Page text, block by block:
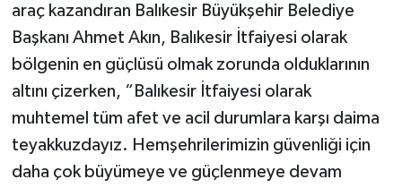
araç kazandıran Balıkesir Büyükşehir Belediye
Başkanı Ahmet Akın, Balıkesir İtfaiyesi olarak
bölgenin en güçlüsü olmak zorunda olduklarının
altını çizerken, “Balıkesir İtfaiyesi olarak
muhtemel tüm afet ve acil durumlara karşı daima
teyakkuzdayız. Hemşehrilerimizin güvenliği için
daha çok büyümeye ve güçlenmeye devam